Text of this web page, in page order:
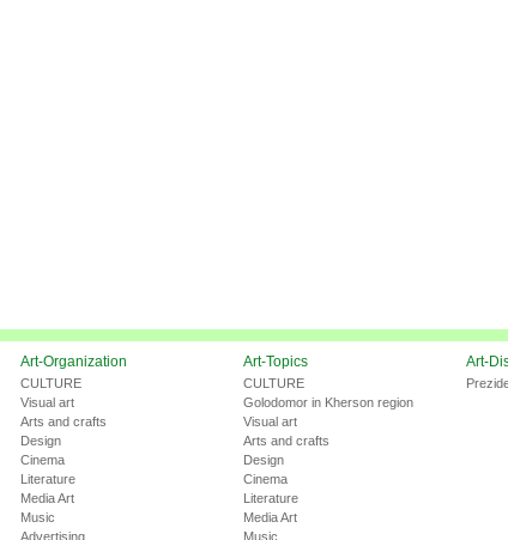
Art-Organization
CULTURE
Visual art
Arts and crafts
Design
Cinema
Literature
Media Art
Music
Advertising
Art-Topics
CULTURE
Golodomor in Kherson region
Visual art
Arts and crafts
Design
Cinema
Literature
Media Art
Music
Art-